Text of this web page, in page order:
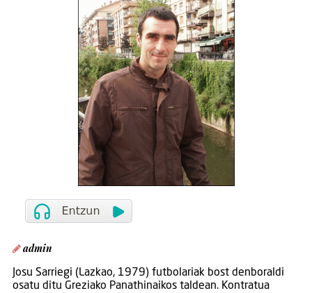
admin
Josu Sarriegi (Lazkao, 1979) futbolariak bost denboraldi
osatu ditu Greziako Panathinaikos taldean. Kontratua